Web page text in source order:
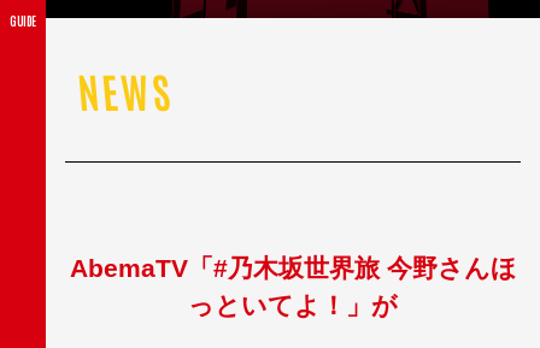
GUIDE
NEWS
AbemaTV「#乃木坂世界旅 今野さんほ
っといてよ！」が